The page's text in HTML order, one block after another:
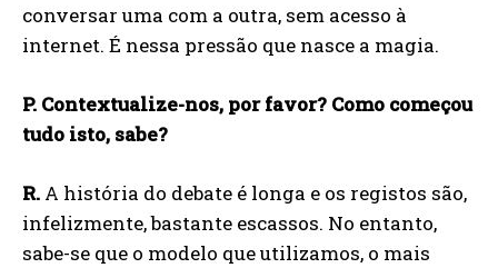
conversar uma com a outra, sem acesso à
internet. É nessa pressão que nasce a magia.
P. Contextualize-nos, por favor? Como começou
tudo isto, sabe?
R. A história do debate é longa e os registos são,
infelizmente, bastante escassos. No entanto,
sabe-se que o modelo que utilizamos, o mais